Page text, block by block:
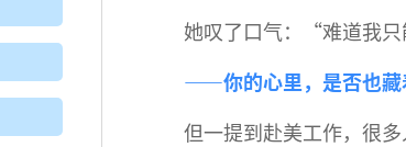
她叹了口气：“难道我只
——你的心里，是否也藏
但一提到赴美工作，很多